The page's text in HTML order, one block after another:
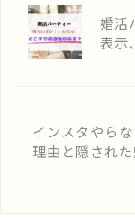
まざまな心理が隠さ
す。 「自 ...
ありましたが、東京
るということで巷で
が溢れています。 そ
お応えして、本記事で
て、役立つ情報を提
で、最後までぜひご
婚活
表示
インスタやら
理由と隠され